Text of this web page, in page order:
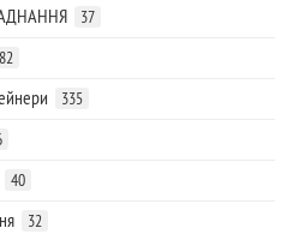
37
335
40
32